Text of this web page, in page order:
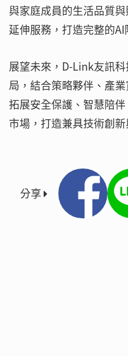
與家庭成員的生活品質
延伸服務，打造完整的AI
展望未來，D-Link友訊
局，結合策略夥伴、產
拓展安全保護、智慧陪
市場，打造兼具技術創
分享